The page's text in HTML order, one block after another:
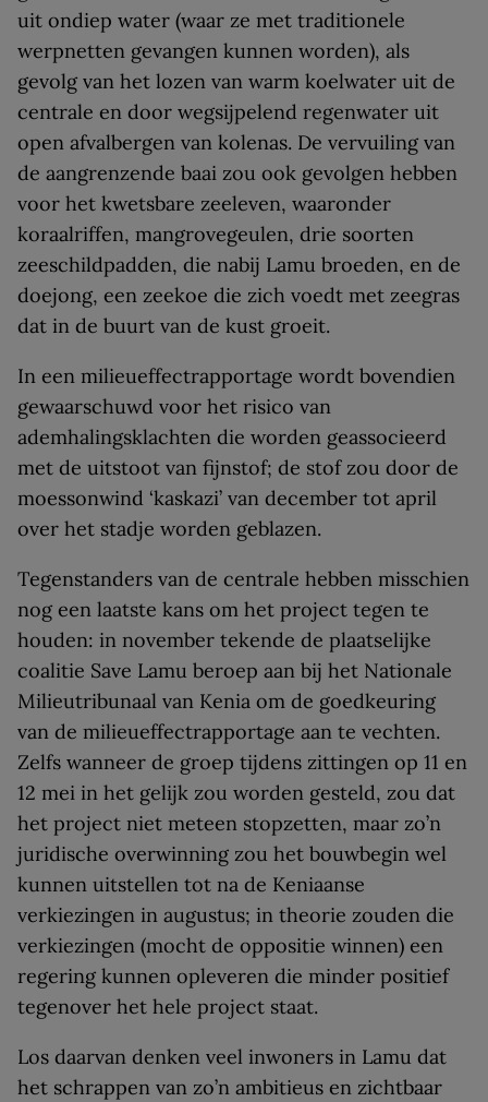
uit ondiep water (waar ze met traditionele
werpnetten gevangen kunnen worden), als
gevolg van het lozen van warm koelwater uit de
centrale en door wegsijpelend regenwater uit
open afvalbergen van kolenas. De vervuiling van
de aangrenzende baai zou ook gevolgen hebben
voor het kwetsbare zeeleven, waaronder
koraalriffen, mangrovegeulen, drie soorten
zeeschildpadden, die nabij Lamu broeden, en de
doejong, een zeekoe die zich voedt met zeegras
dat in de buurt van de kust groeit.
In een milieueffectrapportage wordt bovendien
gewaarschuwd voor het risico van
ademhalingsklachten die worden geassocieerd
met de uitstoot van fijnstof; de stof zou door de
moessonwind ‘kaskazi’ van december tot april
over het stadje worden geblazen.
Tegenstanders van de centrale hebben misschien
nog een laatste kans om het project tegen te
houden: in november tekende de plaatselijke
coalitie Save Lamu beroep aan bij het Nationale
Milieutribunaal van Kenia om de goedkeuring
van de milieueffectrapportage aan te vechten.
Zelfs wanneer de groep tijdens zittingen op 11 en
12 mei in het gelijk zou worden gesteld, zou dat
het project niet meteen stopzetten, maar zo’n
juridische overwinning zou het bouwbegin wel
kunnen uitstellen tot na de Keniaanse
verkiezingen in augustus; in theorie zouden die
verkiezingen (mocht de oppositie winnen) een
regering kunnen opleveren die minder positief
tegenover het hele project staat.
Los daarvan denken veel inwoners in Lamu dat
het schrappen van zo’n ambitieus en zichtbaar